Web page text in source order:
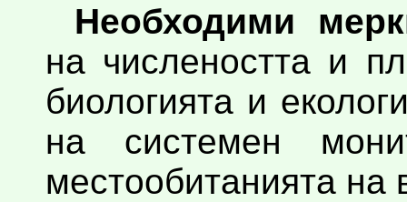
Необходими
на числеността и
биологията и
на системен
местообитанията на